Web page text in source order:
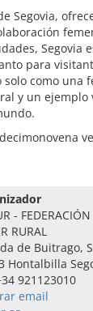
Segovia,
Segovia
para
como una
y un ejemplo
-
RURAL
de Buitrago,
Hontalbilla
921123010
email